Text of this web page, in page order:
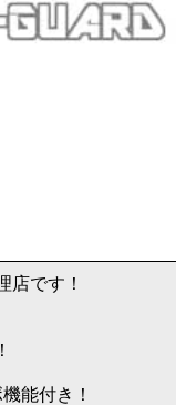
店です！
能付き！